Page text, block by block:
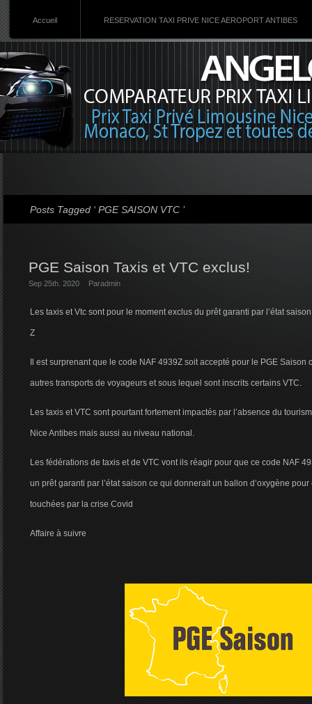
Accueil RESERVATION TAXI PRIVE NICE AEROPORT ANTIBES
Posts Tagged ‘ PGE SAISON VTC ’
PGE Saison Taxis et VTC exclus!
Sep 25th. 2020 Paradmin
Les taxis et Vtc sont pour le moment exclus du prêt garanti par l’état
Z
Il est surprenant que le code NAF 4939Z soit accepté pour le PGE
autres transports de voyageurs et sous lequel sont inscrits certains VTC.
Les taxis et VTC sont pourtant fortement impactés par l’absence du
Nice Antibes mais aussi au niveau national.
Les fédérations de taxis et de VTC vont ils réagir pour que ce code NAF
un prêt garanti par l’état saison ce qui donnerait un ballon d’oxygène
touchées par la crise Covid
Affaire à suivre